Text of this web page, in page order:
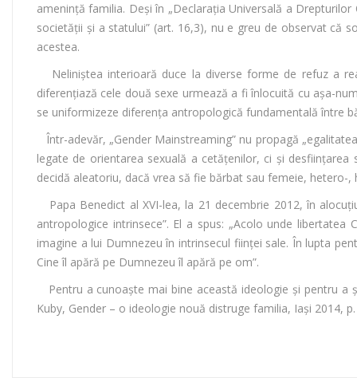
amenință familia. Deși în „Declaraţia Universală a
societăţii şi a statului” (art. 16,3), nu e greu de observat că
acestea.
Neliniștea interioară duce la diverse forme de refuz a
diferențiază cele două sexe urmează a fi înlocuită cu așa-
se uniformizeze diferența antropologică fundamentală între
Într-adevăr, „Gender Mainstreaming” nu propagă
legate de orientarea sexuală a cetățenilor, ci și
decidă aleatoriu, dacă vrea să fie bărbat sau femeie, hetero-,
Papa Benedict al XVI-lea, la 21 decembrie 2012, în
antropologice intrinsece”. El a spus: „Acolo unde
imagine a lui Dumnezeu în intrinsecul fiinţei sale. În lupta
Cine îl apără pe Dumnezeu îl apără pe om”.
Pentru a cunoaște mai bine această ideologie și pentru a
Kuby, Gender – o ideologie nouă distruge familia, Iaşi 2014,